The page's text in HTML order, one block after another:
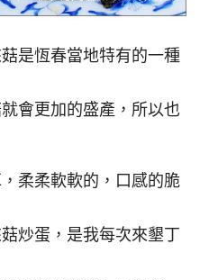
是恆春當地特有的一種
會更加的盛產，所以也
柔柔軟軟的，口感的脆
炒蛋，是我每次來墾丁